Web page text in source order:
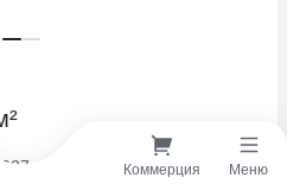
Коммерция Меню